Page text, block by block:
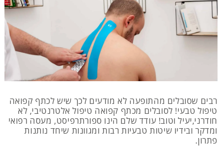
רבים שסובלים מהתופעה לא מודעים לכך שיש לכתף קפואה
טיפול טבעי! לסובלים מכתף קפואה טיפול אלטרנטיבי, לא
חודרני,יעיל וטוב! עודד שלם הינו ספורתרפיסט, מעסה רפואי
ומדקר ובידיו שיטות טבעיות רבות ומגוונות שיחד נותנות
פתרון.